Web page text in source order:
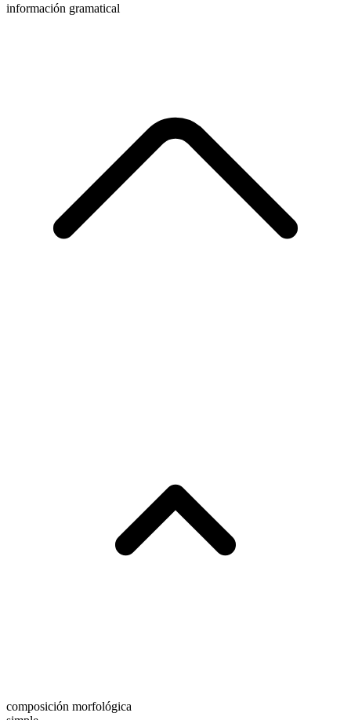
información gramatical
composición morfológica